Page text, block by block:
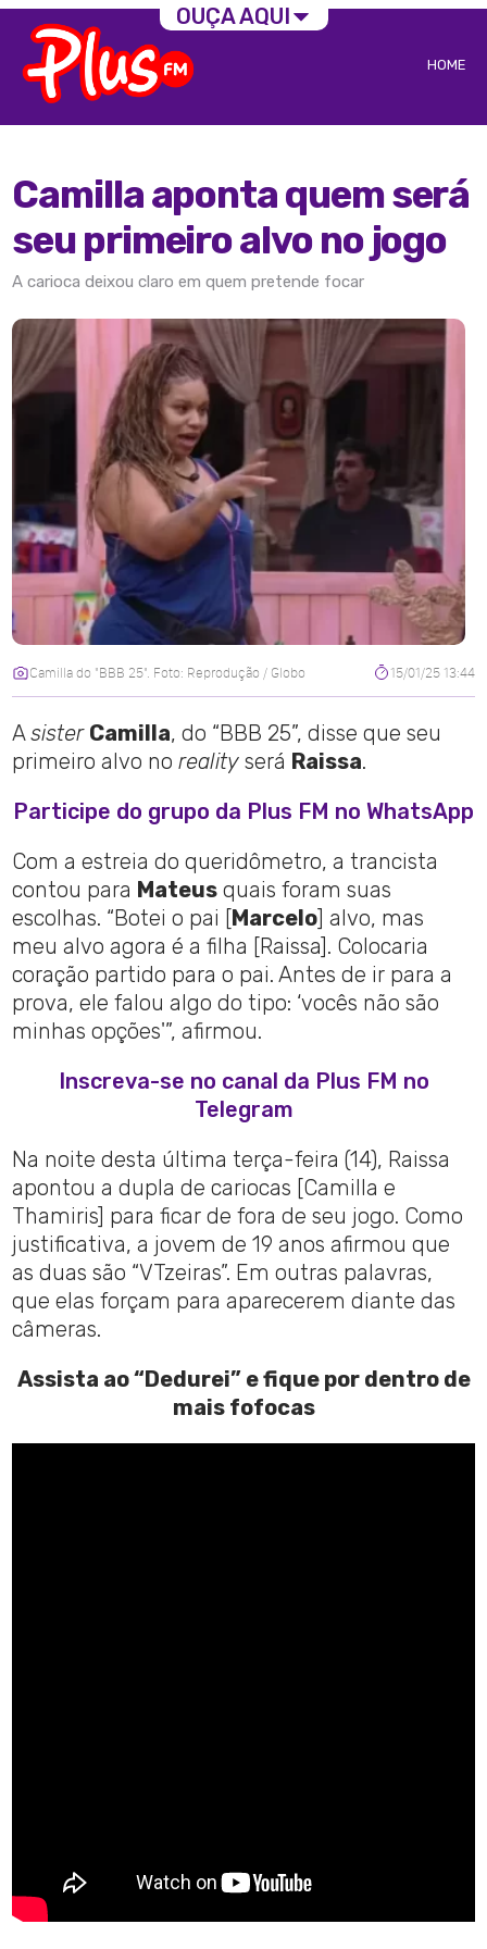
HOME
Camilla aponta quem será
seu primeiro alvo no jogo
A carioca deixou claro em quem pretende focar
Camilla do "BBB 25". Foto: Reprodução / Globo 15/01/25 13:44
Asister Camilla, do “BBB 25”, disse que seu
primeiro alvo noreality será Raissa.
Participe do grupo da Plus FM no WhatsApp
Com a estreia do queridômetro, a trancista
contou para Mateus quais foram suas
escolhas. “Botei o pai [ Marcelo] alvo, mas
meu alvo agora é a filha [Raissa]. Colocaria
coração partido para o pai. Antes de ir para a
prova, ele falou algo do tipo: ‘vocês não são
minhas opções'”, afirmou.
Inscreva-se no canal da Plus FM no
Telegram
Na noite desta última terça-feira (14), Raissa
apontou a dupla de cariocas [Camilla e
Thamiris] para ficar de fora de seu jogo. Como
justificativa, a jovem de 19 anos afirmou que
as duas são “VTzeiras”. Em outras palavras,
que elas forçam para aparecerem diante das
câmeras.
Assista ao “Dedurei” e fique por dentro de
mais fofocas
OUÇA AQUI